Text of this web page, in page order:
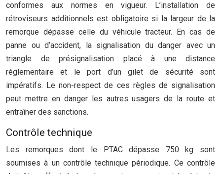
conformes aux normes en vigueur. L’installation de
rétroviseurs additionnels est obligatoire si la largeur de la
remorque dépasse celle du véhicule tracteur. En cas de
panne ou d’accident, la signalisation du danger avec un
triangle de présignalisation placé à une distance
réglementaire et le port d’un gilet de sécurité sont
impératifs. Le non-respect de ces règles de signalisation
peut mettre en danger les autres usagers de la route et
entraîner des sanctions.
Contrôle technique
Les remorques dont le PTAC dépasse 750 kg sont
soumises à un contrôle technique périodique. Ce contrôle